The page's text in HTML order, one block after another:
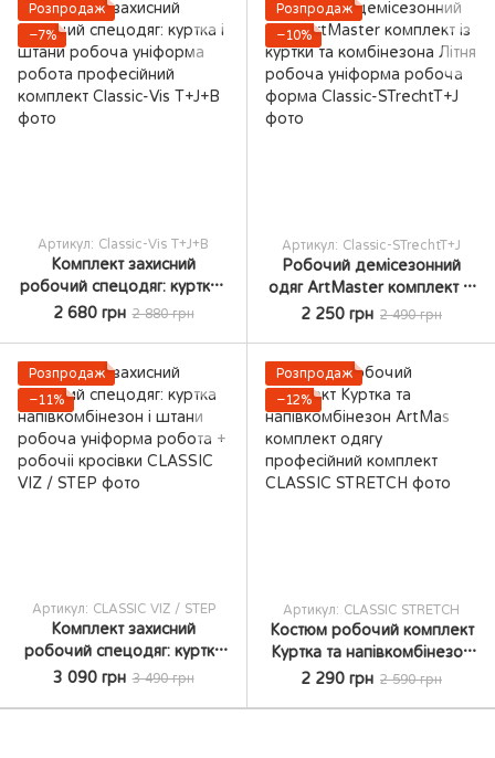
Розпродаж
−7%
Артикул: Classic-Vis T+J+B
Комплект захисний
робочий спецодяг: куртка і
штани робоча уніформа
2 680 грн 2 880 грн
Розпродаж
−10%
Артикул: Classic-STrechtT+J
Робочий демісезонний
одяг ArtMaster комплект із
куртки та комбінезона Літня
2 250 грн 2 490 грн
Розпродаж
−11%
Артикул: CLASSIC VIZ / STEP
Комплект захисний
робочий спецодяг: куртка
напівкомбінезон і штани
3 090 грн 3 490 грн
Розпродаж
−12%
Артикул: CLASSIC STRETCH
Костюм робочий комплект
Куртка та напівкомбінезон
ArtMas комплект одягу
2 290 грн 2 590 грн